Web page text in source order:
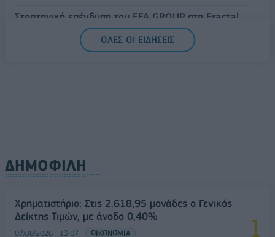
Στρατηγική επένδυση του EFA GROUP στη Fractal
για την ανάπτυξη προηγμένων αμυντικών
ΟΛΕΣ ΟΙ ΕΙΔΗΣΕΙΣ
ΔΗΜΟΦΙΛΗ
Χρηματιστήριο: Στις 2.618,95 μονάδες ο Γενικός
Δείκτης Τιμών, με άνοδο 0,40%
07/08/2026 - 13:07 ΟΙΚΟΝΟΜΙΑ